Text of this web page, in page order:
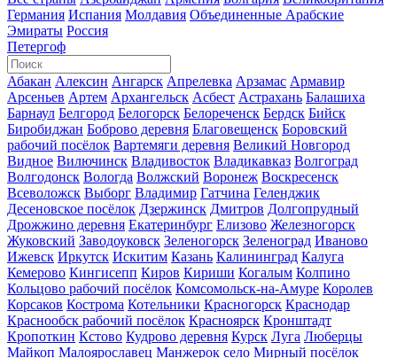
Германия Испания Молдавия Объединенные Арабские
Эмираты Россия
Петергоф
Абакан Алексин Ангарск Апрелевка Арзамас Армавир
Арсеньев Артем Архангельск Асбест Астрахань Балашиха
Барнаул Белгород Белогорск Белореченск Бердск Бийск
Биробиджан Боброво деревня Благовещенск Боровский
рабочий посёлок Вартемяги деревня Великий Новгород
Видное Вилючинск Владивосток Владикавказ Волгоград
Волгодонск Вологда Волжский Воронеж Воскресенск
Всеволожск Выборг Владимир Гатчина Геленджик
Десеновское посёлок Дзержинск Дмитров Долгопрудный
Дрожжино деревня Екатеринбург Елизово Железногорск
Жуковский Заводоуковск Зеленогорск Зеленоград Иваново
Ижевск Иркутск Искитим Казань Калининград Калуга
Кемерово Кингисепп Киров Кириши Когалым Колпино
Кольцово рабочий посёлок Комсомольск-на-Амуре Королев
Корсаков Кострома Котельники Красногорск Краснодар
Краснообск рабочий посёлок Красноярск Кронштадт
Кропоткин Кстово Кудрово деревня Курск Луга Люберцы
Майкоп Малоярославец Манжерок село Мирный посёлок